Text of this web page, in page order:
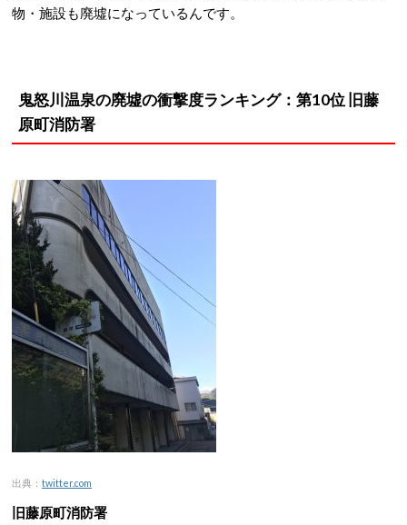
物・施設も廃墟になっているんです。
鬼怒川温泉の廃墟の衝撃度ランキング：第10位 旧藤
原町消防署
出典： twitter.com
旧藤原町消防署